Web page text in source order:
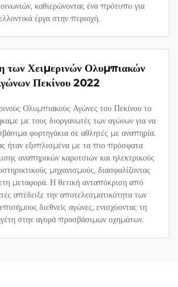
καθιερώνοντας ένα πρότυπο για
έργα στην περιοχή.
των Χειμερινών Ολυμπιακών
Πεκίνου 2022
Ολυμπιακούς Αγώνες του Πεκίνου το
με τους διοργανωτές των αγώνων για να
φορτηγάκια σε αθλητές με αναπηρία.
ήταν εξοπλισμένα με τα πιο πρόσφατα
αναπηρικών καροτσιών και ηλεκτρικούς
μηχανισμούς, διασφαλίζοντας
μεταφορά. Η θετική ανταπόκριση από
απέδειξε την αποτελεσματικότητα των
διεθνείς αγώνες, ενισχύοντας τη
στην αγορά προσβάσιμων οχημάτων.